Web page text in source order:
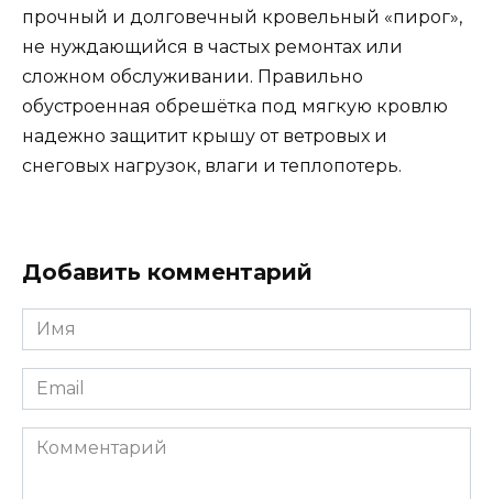
прочный и долговечный кровельный «пирог»,
не нуждающийся в частых ремонтах или
сложном обслуживании. Правильно
обустроенная обрешётка под мягкую кровлю
надежно защитит крышу от ветровых и
снеговых нагрузок, влаги и теплопотерь.
Добавить комментарий
Имя
Email
Комментарий